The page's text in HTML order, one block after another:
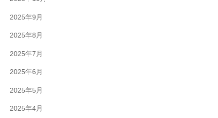
2025年9月
2025年8月
2025年7月
2025年6月
2025年5月
2025年4月